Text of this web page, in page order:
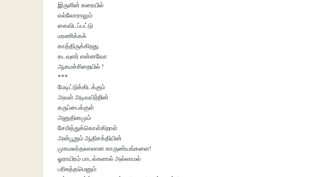
இருளின் கரையில்
எல்லோராலும்
கைவிடப்பட்டு
மரணிக்கக்
காத்திருக்கிறது.
கடவுளர் என்னவோ
ஆகமச்சிறையில் !
***
மேடிட்டுக்கிடக்கும்
அவள் அடிவயிற்றின்
கருப்பைக்குள்
அனுதினமும்
சேமித்துக்கொள்கிறாள்
அன்பூறும் ஆதிசக்தியின்
முகமலர்தலாலான காருண்யங்களை!
ஓராயிரம் பாடல்களால் அல்லாமல்
பரிசுத்தமெனும்